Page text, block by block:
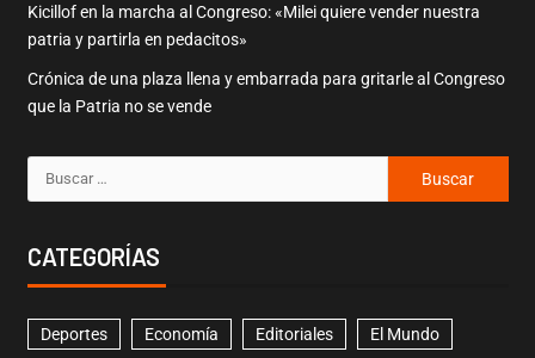
Kicillof en la marcha al Congreso: «Milei quiere vender nuestra
patria y partirla en pedacitos»
Crónica de una plaza llena y embarrada para gritarle al Congreso
que la Patria no se vende
CATEGORÍAS
Deportes Economía Editoriales El Mundo